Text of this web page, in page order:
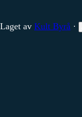
Laget av Kult Byrå ·